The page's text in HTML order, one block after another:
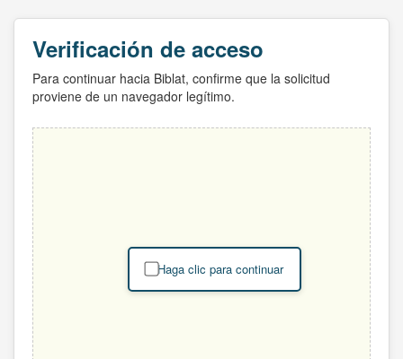
Verificación de acceso
Para continuar hacia Biblat, confirme que la solicitud
proviene de un navegador legítimo.
Haga clic para continuar